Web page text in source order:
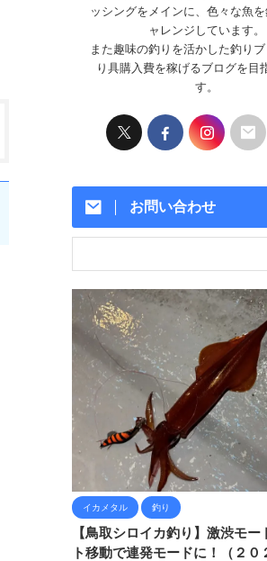
ッシングをメインに、色々な魚
ャレンジしています。
また趣味の釣りを活かした釣り
り具購入費を稼げるブログを目
す。
お問い合わせ
イカメタル 釣り
【鳥取シロイカ釣り】激渋モ
ト移動で連発モードに！（２０